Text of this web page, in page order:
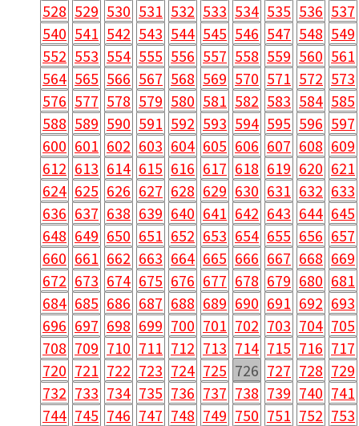
528 529 530 531 532 533 534 535 536 537
540 541 542 543 544 545 546 547 548 549
552 553 554 555 556 557 558 559 560 561
564 565 566 567 568 569 570 571 572 573
576 577 578 579 580 581 582 583 584 585
588 589 590 591 592 593 594 595 596 597
600 601 602 603 604 605 606 607 608 609
612 613 614 615 616 617 618 619 620 621
624 625 626 627 628 629 630 631 632 633
636 637 638 639 640 641 642 643 644 645
648 649 650 651 652 653 654 655 656 657
660 661 662 663 664 665 666 667 668 669
672 673 674 675 676 677 678 679 680 681
684 685 686 687 688 689 690 691 692 693
696 697 698 699 700 701 702 703 704 705
708 709 710 711 712 713 714 715 716 717
720 721 722 723 724 725 726 727 728 729
732 733 734 735 736 737 738 739 740 741
744 745 746 747 748 749 750 751 752 753